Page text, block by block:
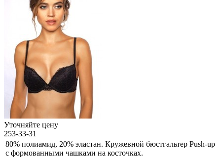
Уточняйте цену
253-33-31
80% полиамид, 20% эластан. Кружевной бюстгальтер Push-up
с формованными чашками на косточках.